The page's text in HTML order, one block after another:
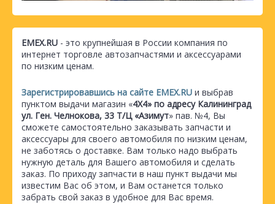
EMEX.RU - это крупнейшая в России компания по
интернет торговле автозапчастями и аксессуарами
по низким ценам.
Зарегистрировавшись на сайте EMEX.RU и выбрав
пунктом выдачи магазин «4Х4» по адресу Калининград
ул. Ген. Челнокова, 33 Т/Ц «Азимут» пав. №4, Вы
сможете самостоятельно заказывать запчасти и
аксессуары для своего автомобиля по низким ценам,
не заботясь о доставке. Вам только надо выбрать
нужную деталь для Вашего автомобиля и сделать
заказ. По приходу запчасти в наш пункт выдачи мы
известим Вас об этом, и Вам останется только
забрать свой заказ в удобное для Вас время.